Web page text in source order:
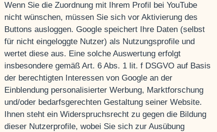
Wenn Sie die Zuordnung mit Ihrem Profil bei YouTube
nicht wünschen, müssen Sie sich vor Aktivierung des
Buttons ausloggen. Google speichert Ihre Daten (selbst
für nicht eingeloggte Nutzer) als Nutzungsprofile und
wertet diese aus. Eine solche Auswertung erfolgt
insbesondere gemäß Art. 6 Abs. 1 lit. f DSGVO auf Basis
der berechtigten Interessen von Google an der
Einblendung personalisierter Werbung, Marktforschung
und/oder bedarfsgerechten Gestaltung seiner Website.
Ihnen steht ein Widerspruchsrecht zu gegen die Bildung
dieser Nutzerprofile, wobei Sie sich zur Ausübung